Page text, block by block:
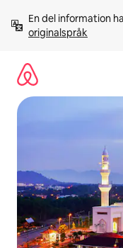
innehåll
En del information
originalspråk